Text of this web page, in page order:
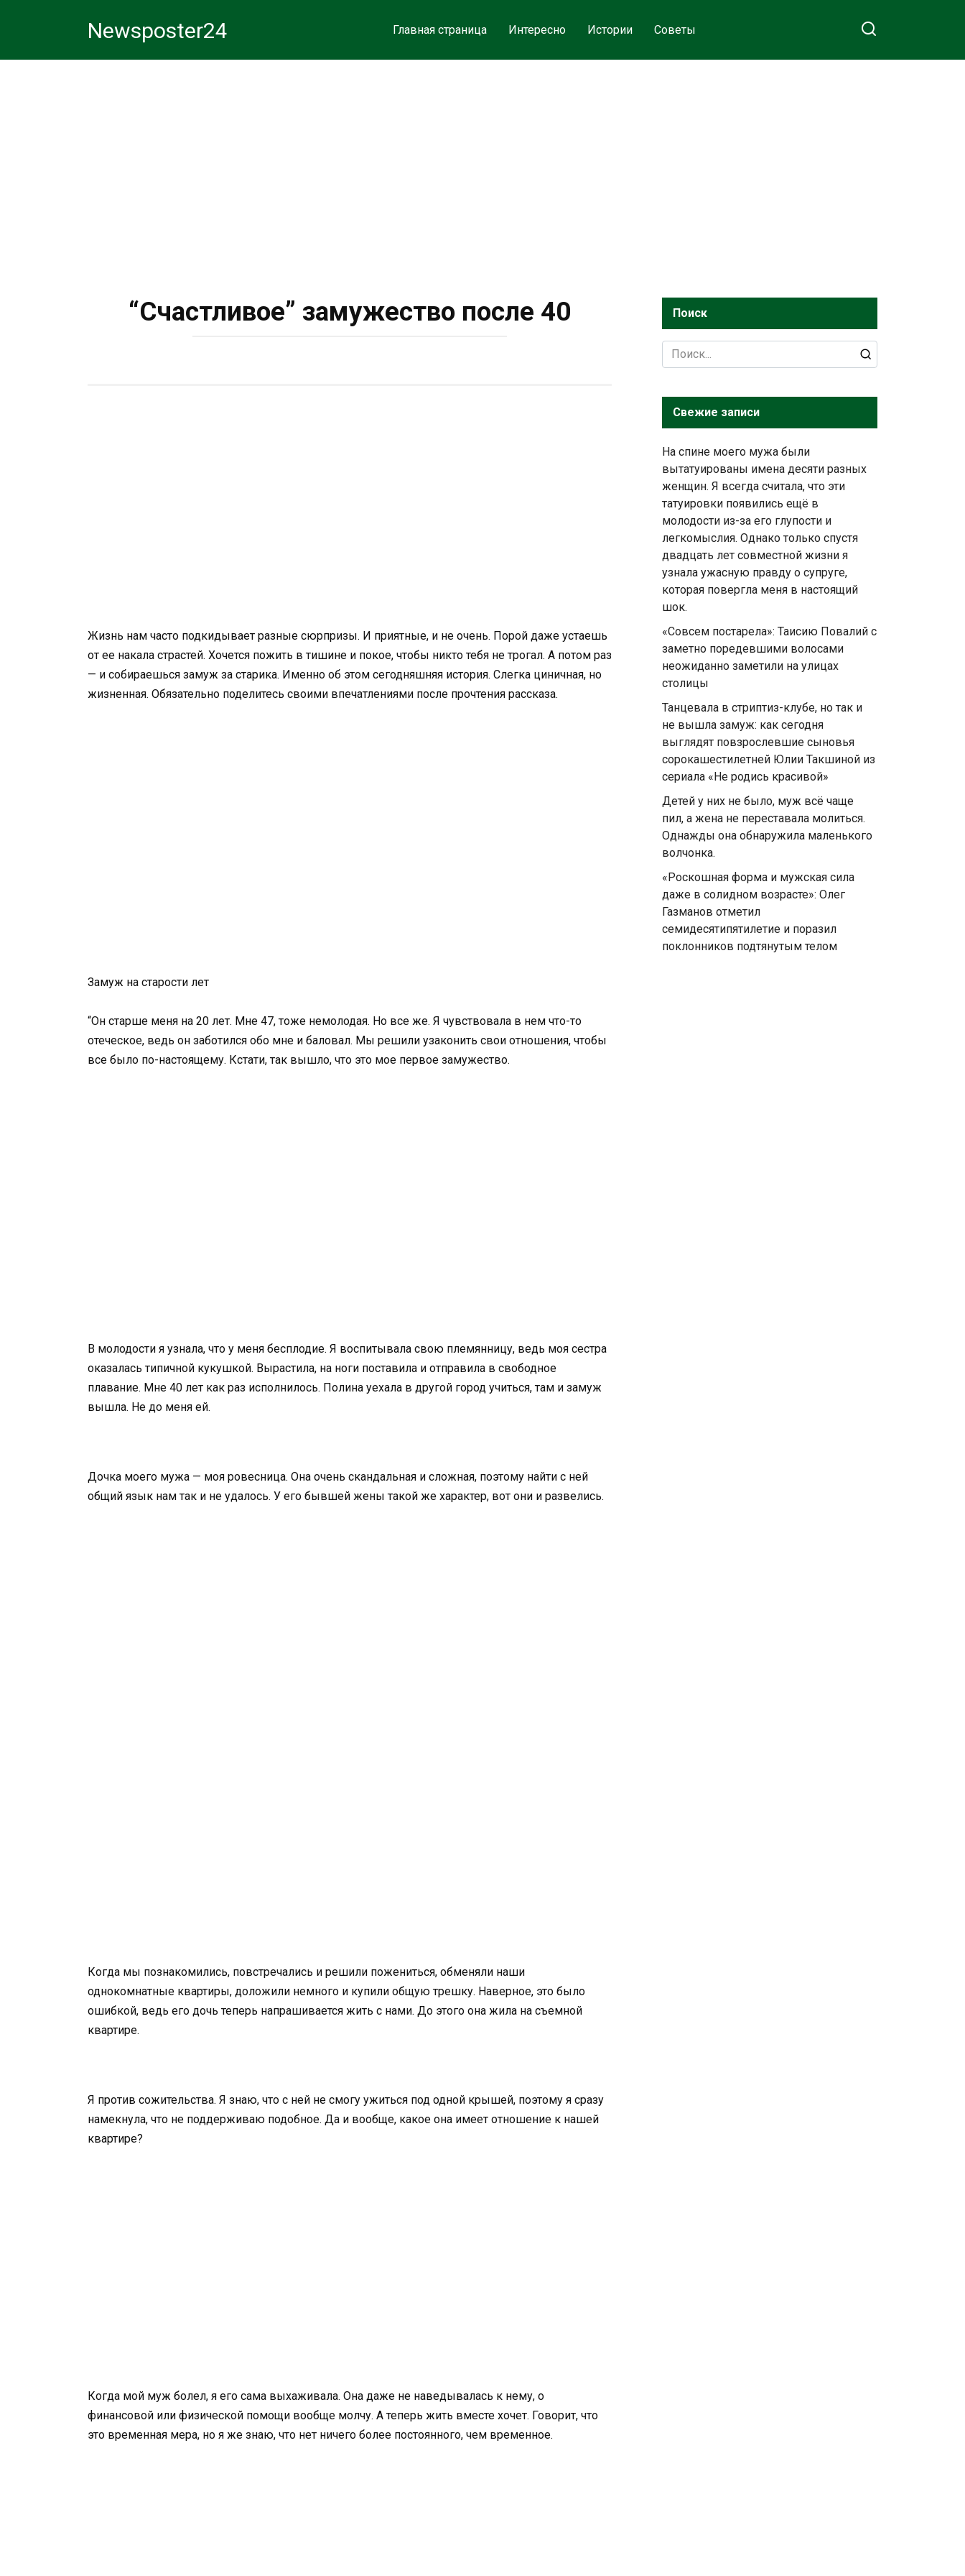
Newsposter24 Главная страница Интересно Истории Советы
“Счастливое” замужество после 40
Жизнь нам часто подкидывает разные сюрпризы. И приятные, и не очень. Порой даже устаешь
от ее накала страстей. Хочется пожить в тишине и покое, чтобы никто тебя не трогал. А потом раз
— и собираешься замуж за старика. Именно об этом сегодняшняя история. Слегка циничная, но
жизненная. Обязательно поделитесь своими впечатлениями после прочтения рассказа.
Замуж на старости лет
“Он старше меня на 20 лет. Мне 47, тоже немолодая. Но все же. Я чувствовала в нем что-то
отеческое, ведь он заботился обо мне и баловал. Мы решили узаконить свои отношения, чтобы
все было по-настоящему. Кстати, так вышло, что это мое первое замужество.
В молодости я узнала, что у меня бесплодие. Я воспитывала свою племянницу, ведь моя сестра
оказалась типичной кукушкой. Вырастила, на ноги поставила и отправила в свободное
плавание. Мне 40 лет как раз исполнилось. Полина уехала в другой город учиться, там и замуж
вышла. Не до меня ей.
Дочка моего мужа — моя ровесница. Она очень скандальная и сложная, поэтому найти с ней
общий язык нам так и не удалось. У его бывшей жены такой же характер, вот они и развелись.
Когда мы познакомились, повстречались и решили пожениться, обменяли наши
однокомнатные квартиры, доложили немного и купили общую трешку. Наверное, это было
ошибкой, ведь его дочь теперь напрашивается жить с нами. До этого она жила на съемной
квартире.
Я против сожительства. Я знаю, что с ней не смогу ужиться под одной крышей, поэтому я сразу
намекнула, что не поддерживаю подобное. Да и вообще, какое она имеет отношение к нашей
квартире?
Когда мой муж болел, я его сама выхаживала. Она даже не наведывалась к нему, о
финансовой или физической помощи вообще молчу. А теперь жить вместе хочет. Говорит, что
это временная мера, но я же знаю, что нет ничего более постоянного, чем временное.
Поиск
Search
for:
Свежие записи
На спине моего мужа были
вытатуированы имена десяти разных
женщин. Я всегда считала, что эти
татуировки появились ещё в
молодости из-за его глупости и
легкомыслия. Однако только спустя
двадцать лет совместной жизни я
узнала ужасную правду о супруге,
которая повергла меня в настоящий
шок.
«Совсем постарела»: Таисию Повалий с
заметно поредевшими волосами
неожиданно заметили на улицах
столицы
Танцевала в стриптиз-клубе, но так и
не вышла замуж: как сегодня
выглядят повзрослевшие сыновья
сорокашестилетней Юлии Такшиной из
сериала «Не родись красивой»
Детей у них не было, муж всё чаще
пил, а жена не переставала молиться.
Однажды она обнаружила маленького
волчонка.
«Роскошная форма и мужская сила
даже в солидном возрасте»: Олег
Газманов отметил
семидесятипятилетие и поразил
поклонников подтянутым телом